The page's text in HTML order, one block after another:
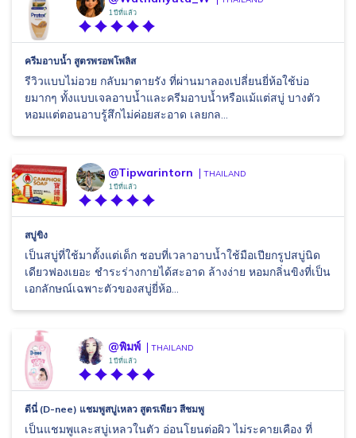
1 ปีที่แล้ว
ครีมอาบน้ำ สูตรพรอพโพลิส
รีวิวแบบไม่อวย กลับมาตายรัง ที่ผ่านมาลองเปลี่ยนยี่ห้อใช้บ่อ
ยมากๆ ทั้งแบบเจลอาบน้ำและครีมอาบน้ำหรือแม้แต่สบู่ บางตัว
หอมแต่ตอนอาบรู้สึกไม่ค่อยสะอาด เลยกล...
@Tipwarintorn THAILAND
1 ปีที่แล้ว
สบู่ขิง
เป็นสบู่ที่ใช้มาตั้งแต่เด็ก ชอบที่เวลาอาบน้ำใช้มือเปียกรูปสบู่นิด
เดียวฟองเยอะ ชำระร่างกายได้สะอาด ล้างง่าย หอมกลิ่นขิงที่เป็น
เอกลักษณ์เฉพาะตัวของสบู่ยี่ห้อ...
@พิมพ์ THAILAND
1 ปีที่แล้ว
ดีนี่ (D-nee) แชมพูสบู่เหลว สูตรเพียว สีชมพู
เป็นแชมพูและสบู่เหลวในตัว อ่อนโยนต่อผิว ไม่ระคายเคือง ที่